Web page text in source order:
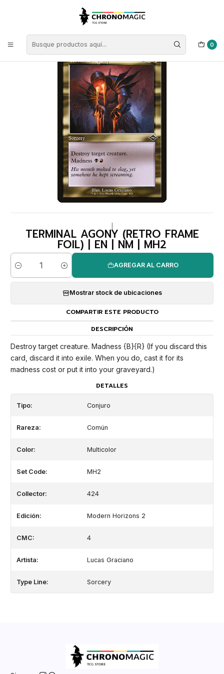
0
Singles de Magic: The Gathering
Terminal Agony (Retro Frame foil) | EN | NM | MH2
TERMINAL AGONY (RETRO FRAME
FOIL) | EN | NM | MH2
Cantidad
AGREGAR AL CARRO
Mostrar stock de ubicaciones
COMPARTIR ESTE PRODUCTO
DESCRIPCIÓN
Destroy target creature. Madness {B}{R} (If you discard this
card, discard it into exile. When you do, cast it for its
madness cost or put it into your graveyard.)
DETALLES
Tipo: Conjuro
Rareza: Común
Color: Multicolor
Set Code: MH2
Collector: 424
Edición: Modern Horizons 2
CMC: 4
Artista: Lucas Graciano
Type Line: Sorcery